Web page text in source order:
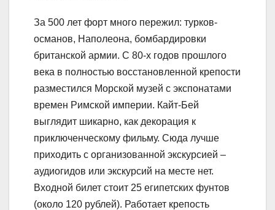
За 500 лет форт много пережил: турков-
османов, Наполеона, бомбардировки
британской армии. С 80-х годов прошлого
века в полностью восстановленной крепости
разместился Морской музей с экспонатами
времен Римской империи. Кайт-Бей
выглядит шикарно, как декорация к
приключенческому фильму. Сюда лучше
приходить с организованной экскурсией –
аудиогидов или экскурсий на месте нет.
Входной билет стоит 25 египетских фунтов
(около 120 рублей). Работает крепость